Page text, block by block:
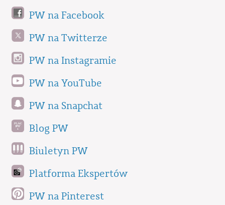
PW na Facebook
PW na Twitterze
PW na Instagramie
PW na YouTube
PW na Snapchat
Blog PW
Biuletyn PW
Platforma Ekspertów
PW na Pinterest